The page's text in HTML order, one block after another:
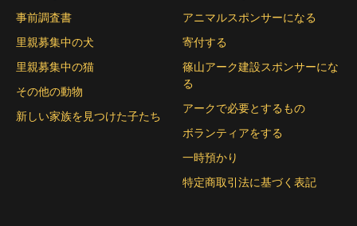
事前調査書
里親募集中の犬
里親募集中の猫
その他の動物
新しい家族を見つけた子たち
アニマルスポンサーになる
寄付する
篠山アーク建設スポンサーにな
る
アークで必要とするもの
ボランティアをする
一時預かり
特定商取引法に基づく表記